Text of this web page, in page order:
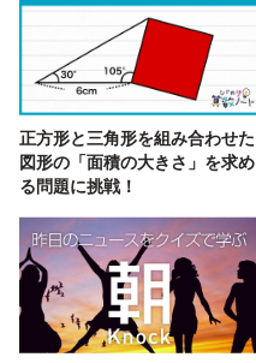
正方形と三角形を組み合わせた
図形の「面積の大きさ」を求め
る問題に挑戦！